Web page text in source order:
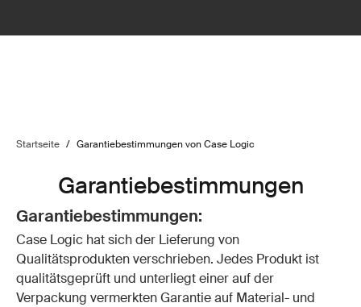
Startseite / Garantiebestimmungen von Case Logic
Garantiebestimmungen
Garantiebestimmungen:
Case Logic hat sich der Lieferung von
Qualitätsprodukten verschrieben. Jedes Produkt ist
qualitätsgeprüft und unterliegt einer auf der
Verpackung vermerkten Garantie auf Material- und